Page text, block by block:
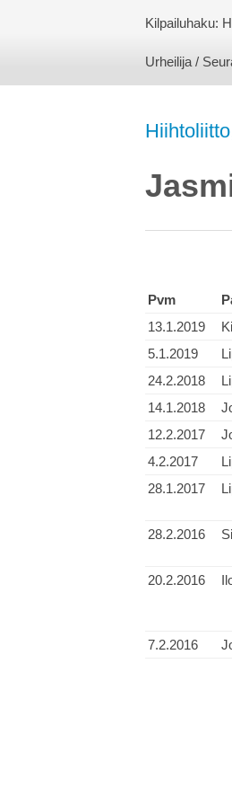
Kilpailuhaku:
Urheilija /
Pvm
13.1.2019
5.1.2019
24.2.2018
14.1.2018
12.2.2017
4.2.2017
28.1.2017
28.2.2016
20.2.2016
7.2.2016